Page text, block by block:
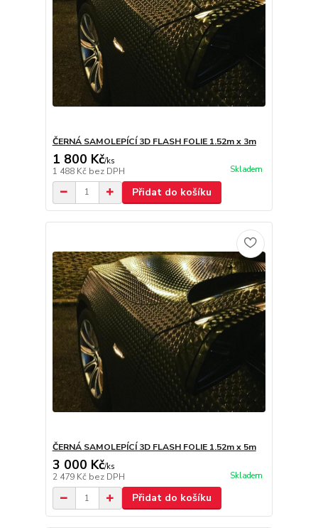
ČERNÁ SAMOLEPÍCÍ 3D FLASH FOLIE 1.52m x 3m
1 800 Kč/ks
1 488 Kč bez DPH Skladem
Přidat do košíku
ČERNÁ SAMOLEPÍCÍ 3D FLASH FOLIE 1.52m x 5m
3 000 Kč/ks
2 479 Kč bez DPH Skladem
Přidat do košíku